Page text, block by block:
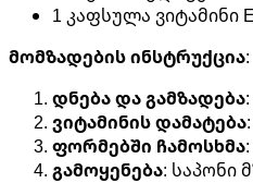
1 კაფსულა ვიტამინი
მომზადების ინსტრუქცია:
დნება და გამზადება
ვიტამინის დამატება
ფორმებში ჩამოსხმა
გამოყენება: საპონი